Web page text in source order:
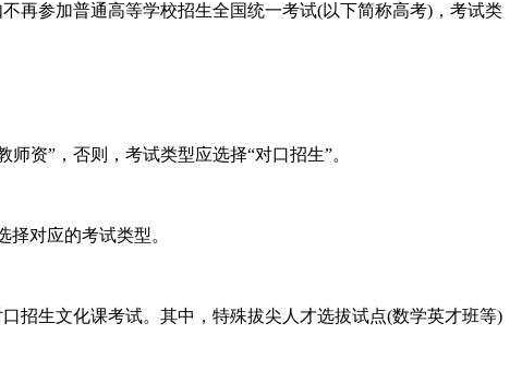
再参加普通高等学校招生全国统一考试(以下简称高考)，考试类
资”，否则，考试类型应选择“对口招生”。
对应的考试类型。
招生文化课考试。其中，特殊拔尖人才选拔试点(数学英才班等)